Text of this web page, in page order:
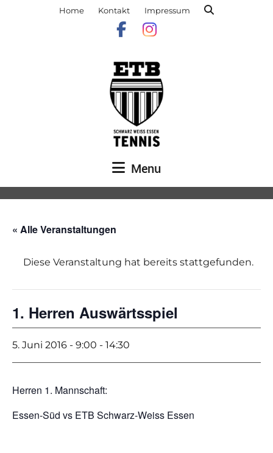
Home Kontakt Impressum
Menu
« Alle Veranstaltungen
Diese Veranstaltung hat bereits stattgefunden.
1. Herren Auswärtsspiel
5. Juni 2016 - 9:00 - 14:30
Herren 1. Mannschaft:
Essen-Süd vs ETB Schwarz-Weiss Essen